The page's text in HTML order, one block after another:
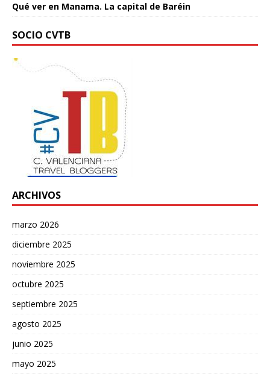
Qué ver en Manama. La capital de Baréin
SOCIO CVTB
ARCHIVOS
marzo 2026
diciembre 2025
noviembre 2025
octubre 2025
septiembre 2025
agosto 2025
junio 2025
mayo 2025